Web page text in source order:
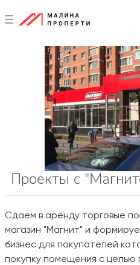
Проекты с
Сдаем в аренду торговые
магазин "Магнит" и
бизнес для покупателей
покупку помещения с целью